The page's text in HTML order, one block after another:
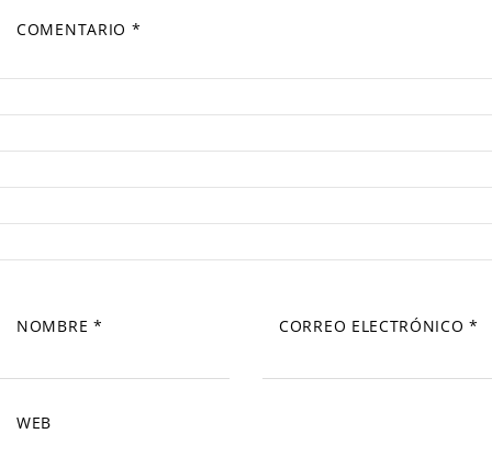
COMENTARIO *
NOMBRE * CORREO ELECTRÓNICO*
WEB